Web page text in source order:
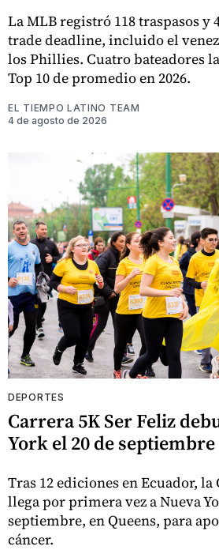
La MLB registró 118 traspasos y
trade deadline, incluido el
los Phillies. Cuatro bateadores
Top 10 de promedio en 2026.
EL TIEMPO LATINO TEAM
4 de agosto de 2026
DEPORTES
Carrera 5K Ser Feliz
York el 20 de septiembre
Tras 12 ediciones en Ecuador, la
llega por primera vez a Nueva
septiembre, en Queens, para
cáncer.